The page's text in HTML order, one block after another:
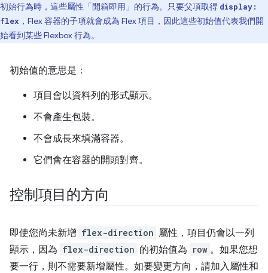
初始行為時，這些屬性「開箱即用」的行為。只要父項取得 display:
flex ，Flex 容器的子項就會成為 Flex 項目，因此這些初始值代表我們開
始看到某些 Flexbox 行為。
初始值的意思是：
項目會以資料列的形式顯示。
不會產生包裝。
不會成長來填滿容器。
它們會在容器的開頭對齊。
控制項目的方向
即使您尚未新增 flex-direction 屬性，項目仍會以一列
顯示，因為 flex-direction 的初始值為 row 。如果您想
要一行，則不需要新增屬性。如要變更方向，請加入屬性和